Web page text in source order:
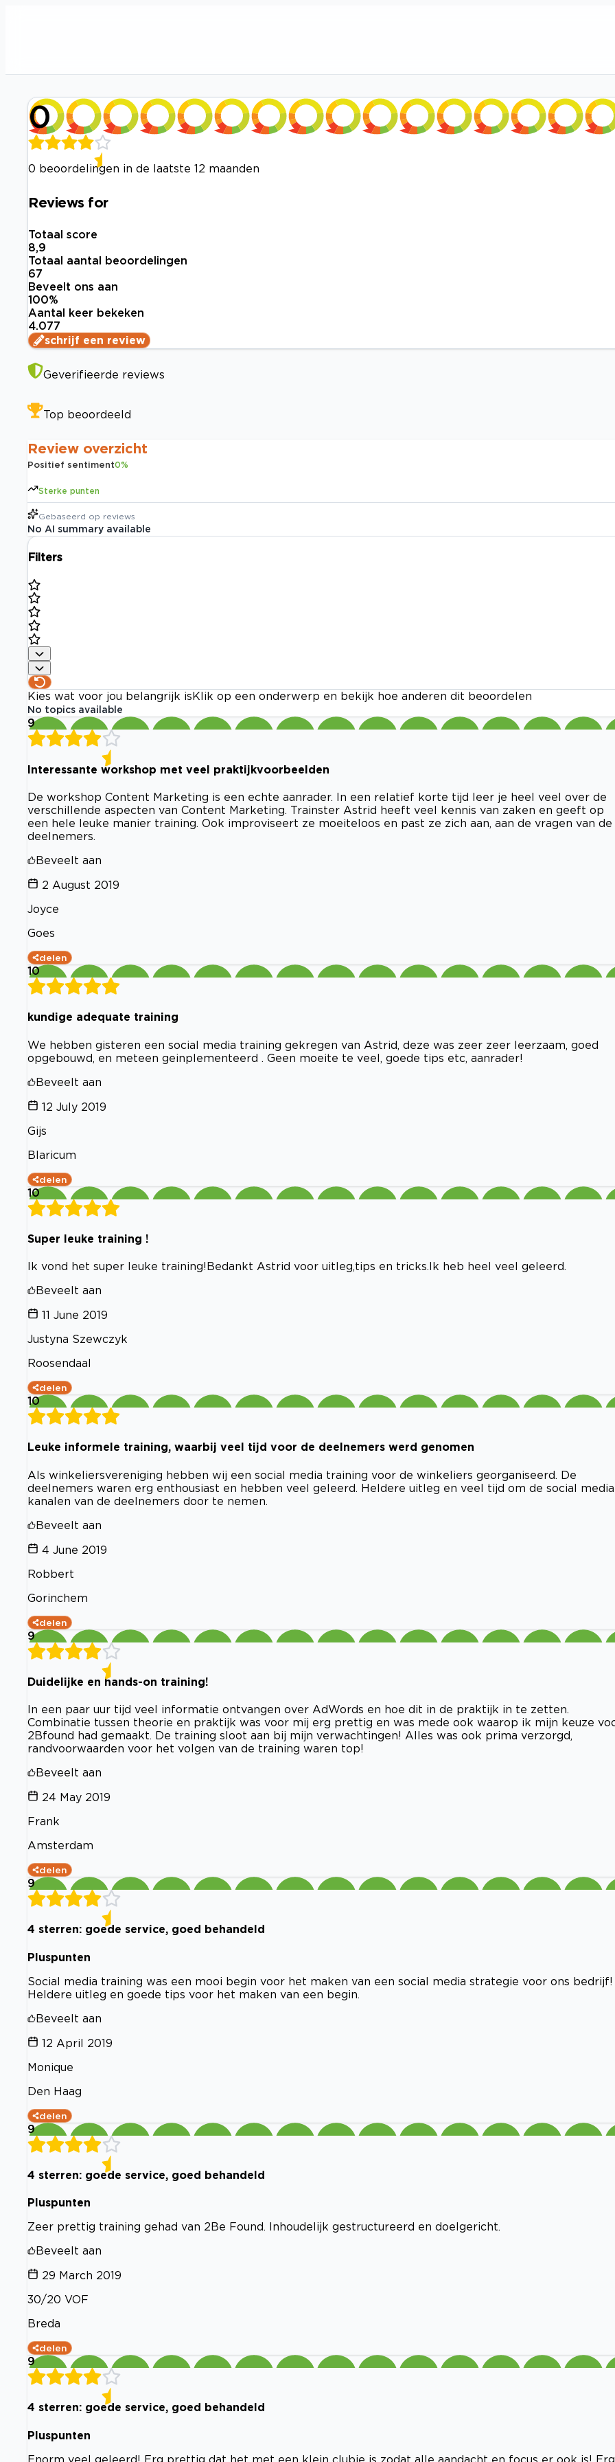
0
0 beoordelingen in de laatste 12 maanden
Reviews for
Totaal score
8,9
Totaal aantal beoordelingen
67
Beveelt ons aan
100%
Aantal keer bekeken
4.077
schrijf een review
Geverifieerde reviews
Top beoordeeld
Review overzicht
Positief sentiment0%
Sterke punten
Gebaseerd op reviews
No AI summary available
Filters
Kies wat voor jou belangrijk is Klik op een onderwerp en bekijk hoe anderen dit beoordelen
No topics available
9
Interessante workshop met veel praktijkvoorbeelden
De workshop Content Marketing is een echte aanrader. In een relatief korte tijd leer je heel veel over de
verschillende aspecten van Content Marketing. Trainster Astrid heeft veel kennis van zaken en geeft op
een hele leuke manier training. Ook improviseert ze moeiteloos en past ze zich aan, aan de vragen van de
deelnemers.
Beveelt aan
2 August 2019
Joyce
Goes
delen
10
kundige adequate training
We hebben gisteren een social media training gekregen van Astrid, deze was zeer zeer leerzaam, goed
opgebouwd, en meteen geinplementeerd . Geen moeite te veel, goede tips etc, aanrader!
Beveelt aan
12 July 2019
Gijs
Blaricum
delen
10
Super leuke training !
Ik vond het super leuke training!Bedankt Astrid voor uitleg,tips en tricks.Ik heb heel veel geleerd.
Beveelt aan
11 June 2019
Justyna Szewczyk
Roosendaal
delen
10
Leuke informele training, waarbij veel tijd voor de deelnemers werd genomen
Als winkeliersvereniging hebben wij een social media training voor de winkeliers georganiseerd. De
deelnemers waren erg enthousiast en hebben veel geleerd. Heldere uitleg en veel tijd om de social media
kanalen van de deelnemers door te nemen.
Beveelt aan
4 June 2019
Robbert
Gorinchem
delen
9
Duidelijke en hands-on training!
In een paar uur tijd veel informatie ontvangen over AdWords en hoe dit in de praktijk in te zetten.
Combinatie tussen theorie en praktijk was voor mij erg prettig en was mede ook waarop ik mijn keuze
2Bfound had gemaakt. De training sloot aan bij mijn verwachtingen! Alles was ook prima verzorgd,
randvoorwaarden voor het volgen van de training waren top!
Beveelt aan
24 May 2019
Frank
Amsterdam
delen
9
4 sterren: goede service, goed behandeld
Pluspunten
Social media training was een mooi begin voor het maken van een social media strategie voor ons bedrijf!
Heldere uitleg en goede tips voor het maken van een begin.
Beveelt aan
12 April 2019
Monique
Den Haag
delen
9
4 sterren: goede service, goed behandeld
Pluspunten
Zeer prettig training gehad van 2Be Found. Inhoudelijk gestructureerd en doelgericht.
Beveelt aan
29 March 2019
30/20 VOF
Breda
delen
9
4 sterren: goede service, goed behandeld
Pluspunten
Enorm veel geleerd! Erg prettig dat het met een klein clubje is zodat alle aandacht en focus er ook is! Erg